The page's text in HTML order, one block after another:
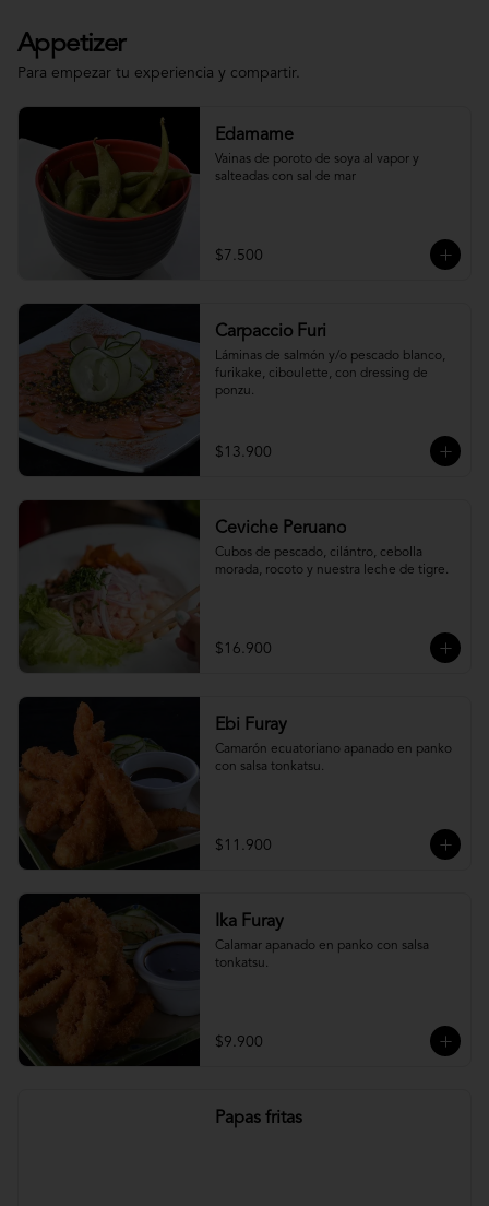
Appetizer
Para empezar tu experiencia y compartir.
Edamame
Vainas de poroto de soya al vapor y
salteadas con sal de mar
$7.500
Carpaccio Furi
Láminas de salmón y/o pescado blanco,
furikake, ciboulette, con dressing de
ponzu.
$13.900
Ceviche Peruano
Cubos de pescado, cilántro, cebolla
morada, rocoto y nuestra leche de tigre.
$16.900
Ebi Furay
Camarón ecuatoriano apanado en panko
con salsa tonkatsu.
$11.900
Ika Furay
Calamar apanado en panko con salsa
tonkatsu.
$9.900
Papas fritas